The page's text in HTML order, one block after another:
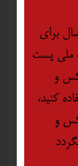
برای
ملی پست
و
کنید،
و